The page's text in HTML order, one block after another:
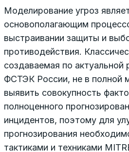
Моделирование угроз
основополагающим
выстраивании защиты и
противодействия.
создаваемая по
ФСТЭК России, не в полной
выявить совокупность
полноценного
инцидентов, поэтому для
прогнозирования
тактиками и техниками